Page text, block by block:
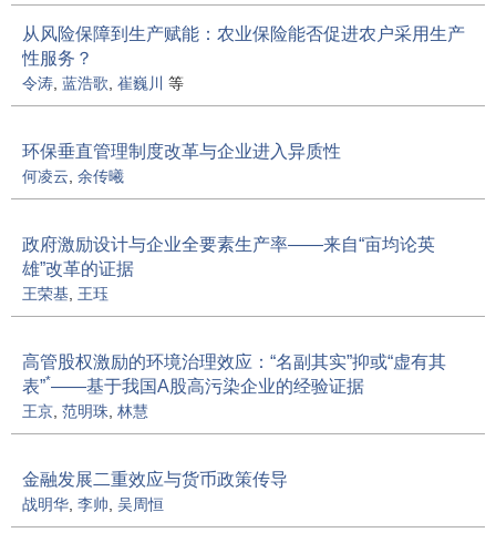
从风险保障到生产赋能：农业保险能否促进农户采用生产
性服务？
令涛, 蓝浩歌, 崔巍川 等
环保垂直管理制度改革与企业进入异质性
何凌云, 余传曦
政府激励设计与企业全要素生产率——来自“亩均论英
雄”改革的证据
王荣基, 王珏
高管股权激励的环境治理效应：“名副其实”抑或“虚有其
表”*——基于我国A股高污染企业的经验证据
王京, 范明珠, 林慧
金融发展二重效应与货币政策传导
战明华, 李帅, 吴周恒